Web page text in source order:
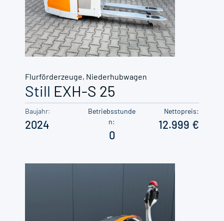
Flurförderzeuge, Niederhubwagen
Still EXH-S 25
Baujahr:
2024
Betriebsstunde
n:
0
Nettopreis:
12.999